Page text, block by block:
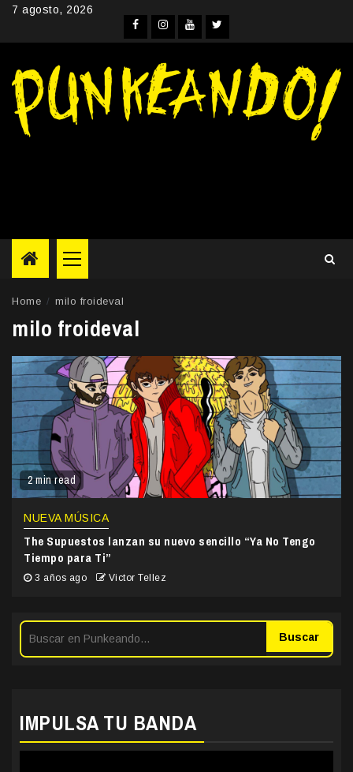
Skip7 agosto, 2026
Facebook
Instagram
YouTube
Twitter
Primary
Menu
Home milo froideval
milo froideval
2 min read
NUEVA MÚSICA
The Supuestos lanzan su nuevo sencillo “Ya No Tengo
Tiempo para Ti”
3 años ago Victor Tellez
Buscar
IMPULSA TU BANDA